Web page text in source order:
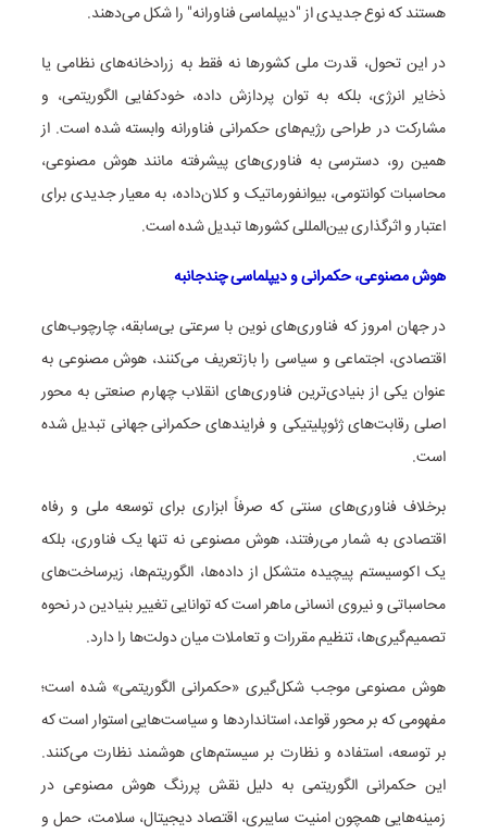
هستند که نوع جدیدی از "دیپلماسی فناورانه" را شکل می‌دهند.
در این تحول، قدرت ملی کشورها نه فقط به زرادخانه‌های نظامی یا
ذخایر انرژی، بلکه به توان پردازش داده، خودکفایی الگوریتمی، و
مشارکت در طراحی رژیم‌های حکمرانی فناورانه وابسته شده است. از
همین رو، دسترسی به فناوری‌های پیشرفته مانند هوش مصنوعی،
محاسبات کوانتومی، بیوانفورماتیک و کلان‌داده، به معیار جدیدی برای
اعتبار و اثرگذاری بین‌المللی کشورها تبدیل شده است.
هوش مصنوعی، حکمرانی و دیپلماسی چندجانبه
در جهان امروز که فناوری‌های نوین با سرعتی بی‌سابقه، چارچوب‌های
اقتصادی، اجتماعی و سیاسی را بازتعریف می‌کنند، هوش مصنوعی به
عنوان یکی از بنیادی‌ترین فناوری‌های انقلاب چهارم صنعتی به محور
اصلی رقابت‌های ژئوپلیتیکی و فرایندهای حکمرانی جهانی تبدیل شده
است.
برخلاف فناوری‌های سنتی که صرفاً ابزاری برای توسعه ملی و رفاه
اقتصادی به شمار می‌رفتند، هوش مصنوعی نه تنها یک فناوری، بلکه
یک اکوسیستم پیچیده متشکل از داده‌ها، الگوریتم‌ها، زیرساخت‌های
محاسباتی و نیروی انسانی ماهر است که توانایی تغییر بنیادین در نحوه
تصمیم‌گیری‌ها، تنظیم مقررات و تعاملات میان دولت‌ها را دارد.
هوش مصنوعی موجب شکل‌گیری «حکمرانی الگوریتمی» شده است؛
مفهومی که بر محور قواعد، استانداردها و سیاست‌هایی استوار است که
بر توسعه، استفاده و نظارت بر سیستم‌های هوشمند نظارت می‌کنند.
این حکمرانی الگوریتمی به دلیل نقش پررنگ هوش مصنوعی در
زمینه‌هایی همچون امنیت سایبری، اقتصاد دیجیتال، سلامت، حمل و